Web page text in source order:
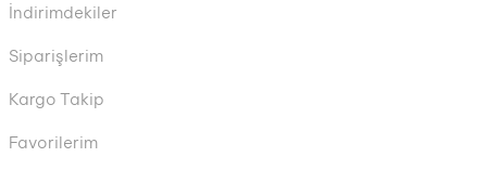
İndirimdekiler
Siparişlerim
Kargo Takip
Favorilerim